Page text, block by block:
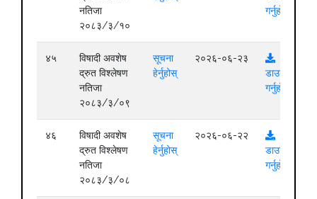
नतिजा
२०८३/३/१०
गर्नुहोस्
४५
विषादी अवशेष
द्रुत विश्लेषण
नतिजा
२०८३/३/०९
सूचना
हेर्नुहोस्
२०२६-०६-२३
डाउनलोड
गर्नुहोस्
४६
विषादी अवशेष
द्रुत विश्लेषण
नतिजा
२०८३/३/०८
सूचना
हेर्नुहोस्
२०२६-०६-२२
डाउनलोड
गर्नुहोस्